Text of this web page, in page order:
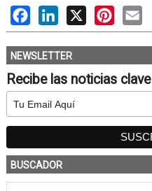
FacebookLinkedIn
X
NEWSLETTER
Recibe las noticias
BUSCADOR